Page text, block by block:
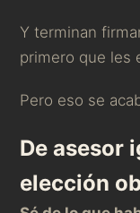
Y terminan
primero que les
Pero eso se
De asesor
elección